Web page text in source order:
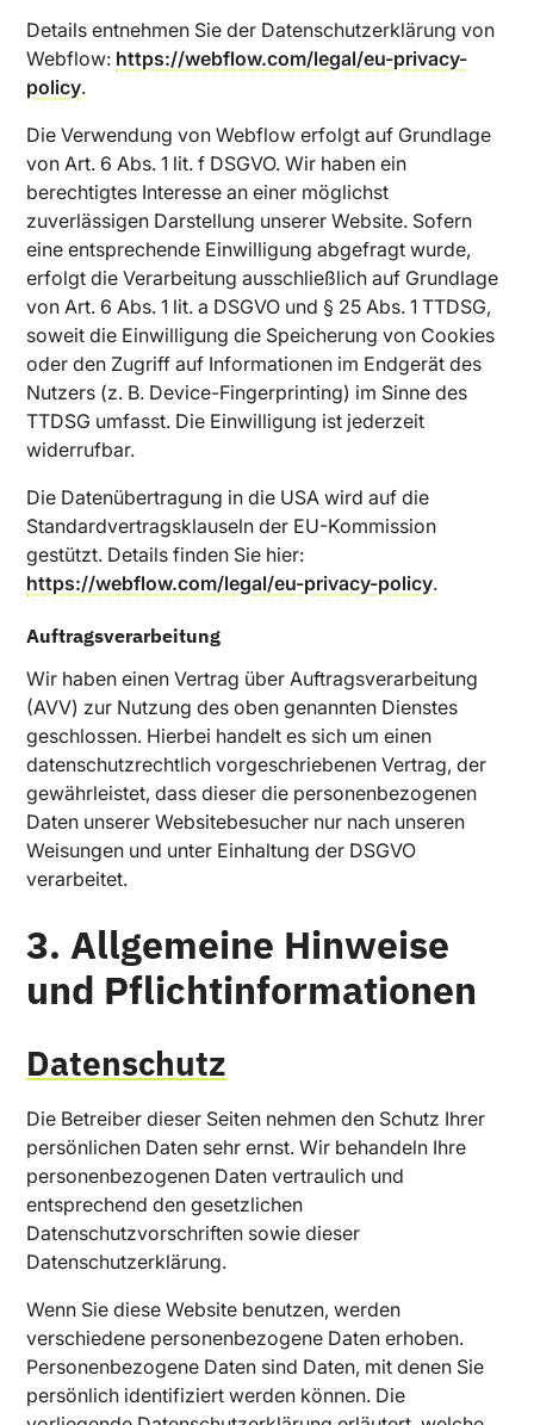
Details entnehmen Sie der Datenschutzerklärung von
Webflow: https://webflow.com/legal/eu-privacy-
policy.
Die Verwendung von Webflow erfolgt auf Grundlage
von Art. 6 Abs. 1 lit. f DSGVO. Wir haben ein
berechtigtes Interesse an einer möglichst
zuverlässigen Darstellung unserer Website. Sofern
eine entsprechende Einwilligung abgefragt wurde,
erfolgt die Verarbeitung ausschließlich auf Grundlage
von Art. 6 Abs. 1 lit. a DSGVO und § 25 Abs. 1 TTDSG,
soweit die Einwilligung die Speicherung von Cookies
oder den Zugriff auf Informationen im Endgerät des
Nutzers (z. B. Device-Fingerprinting) im Sinne des
TTDSG umfasst. Die Einwilligung ist jederzeit
widerrufbar.
Die Datenübertragung in die USA wird auf die
Standardvertragsklauseln der EU-Kommission
gestützt. Details finden Sie hier:
https://webflow.com/legal/eu-privacy-policy.
Auftragsverarbeitung
Wir haben einen Vertrag über Auftragsverarbeitung
(AVV) zur Nutzung des oben genannten Dienstes
geschlossen. Hierbei handelt es sich um einen
datenschutzrechtlich vorgeschriebenen Vertrag, der
gewährleistet, dass dieser die personenbezogenen
Daten unserer Websitebesucher nur nach unseren
Weisungen und unter Einhaltung der DSGVO
verarbeitet.
3. Allgemeine Hinweise
und Pflichtinformationen
Datenschutz
Die Betreiber dieser Seiten nehmen den Schutz Ihrer
persönlichen Daten sehr ernst. Wir behandeln Ihre
personenbezogenen Daten vertraulich und
entsprechend den gesetzlichen
Datenschutzvorschriften sowie dieser
Datenschutzerklärung.
Wenn Sie diese Website benutzen, werden
verschiedene personenbezogene Daten erhoben.
Personenbezogene Daten sind Daten, mit denen Sie
persönlich identifiziert werden können. Die